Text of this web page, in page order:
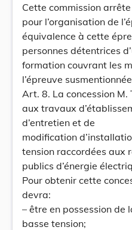
Cette commission
pour l’organisation de
équivalence à cette
personnes détentrices
formation couvrant les
l’épreuve
Art. 8. La concession
aux travaux
d’entretien et de
modification
tension raccordées aux
publics d’énergie
Pour obtenir cette
devra:
– être en possession de
basse tension;